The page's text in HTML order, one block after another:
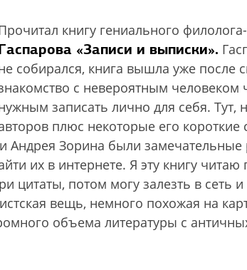
книгу гениального
«Записи и выписки».
собирался, книга вышла уже после
с невероятным человеком
записать лично для себя. Тут,
плюс некоторые его
и Андрея Зорина были
их в интернете. Я эту книгу
цитаты, потом могу залезть в сеть
вещь, немного похожая на
объема литературы с